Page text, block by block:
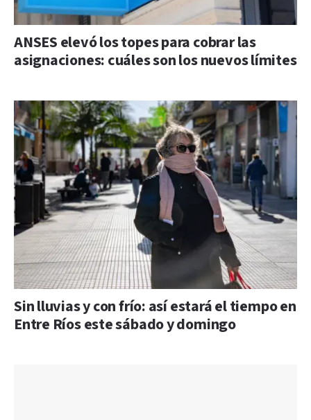
ANSES elevó los topes para cobrar las
asignaciones: cuáles son los nuevos límites
Sin lluvias y con frío: así estará el tiempo en
Entre Ríos este sábado y domingo